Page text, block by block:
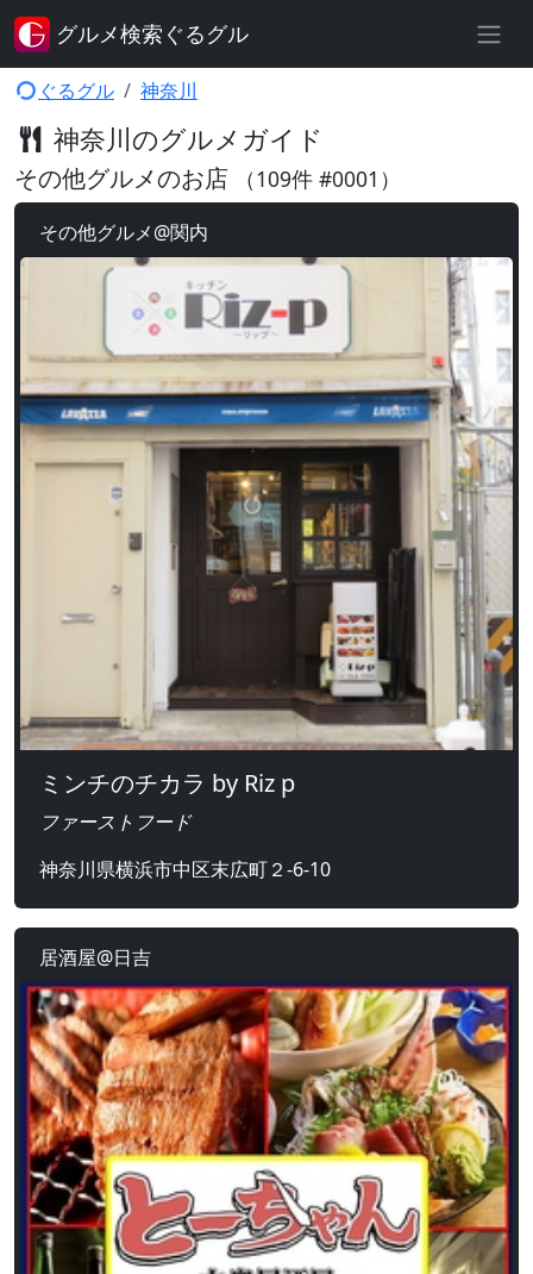
ぐるグル 神奈川
神奈川のグルメガイド
その他グルメのお店 （109件 #0001）
その他グルメ@関内
ミンチのチカラ by Riz p
ファーストフード
神奈川県横浜市中区末広町２-6-10
居酒屋@日吉
グルメ検索ぐるグル